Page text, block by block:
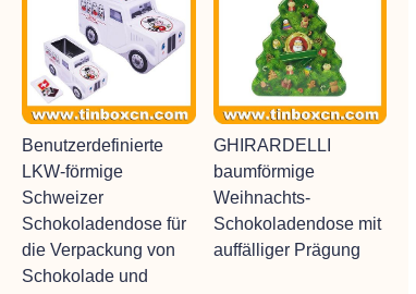
Benutzerdefinierte
LKW-förmige
Schweizer
Schokoladendose für
die Verpackung von
Schokolade und
GHIRARDELLI
baumförmige
Weihnachts-
Schokoladendose mit
auffälliger Prägung